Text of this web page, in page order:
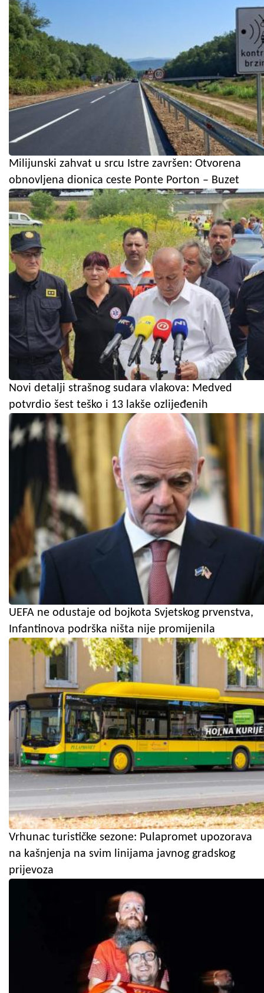
Milijunski zahvat u srcu Istre završen: Otvorena
obnovljena dionica ceste Ponte Porton – Buzet
Novi detalji strašnog sudara vlakova: Medved
potvrdio šest teško i 13 lakše ozlijeđenih
UEFA ne odustaje od bojkota Svjetskog prvenstva,
Infantinova podrška ništa nije promijenila
Vrhunac turističke sezone: Pulapromet upozorava
na kašnjenja na svim linijama javnog gradskog
prijevoza